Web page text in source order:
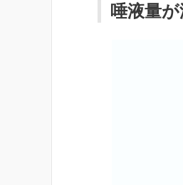
唾液量